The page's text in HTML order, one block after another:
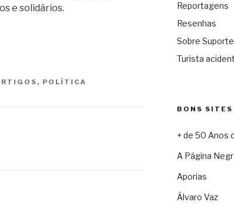
e solidários.
, POLÍTICA
Reportagens
Resenhas
Sobre
Turista
BONS SITES
+ de 50 Anos
A Página
Aporias
Álvaro Vaz